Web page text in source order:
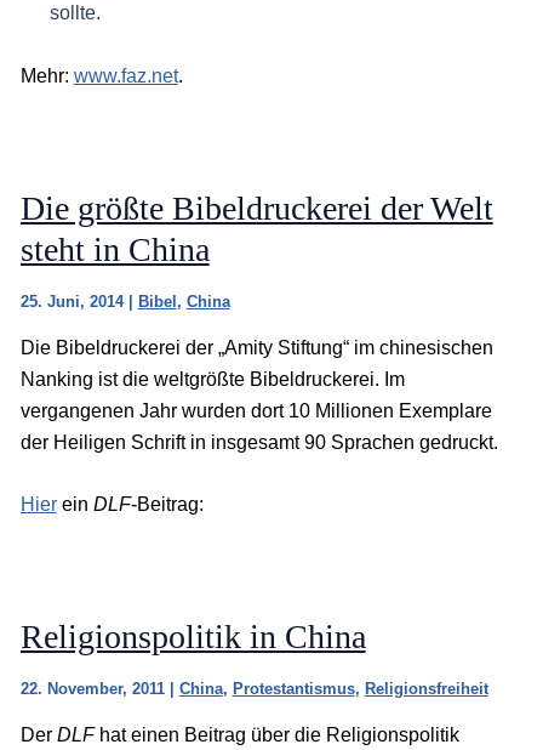
sollte.
Mehr: www.faz.net.
Die größte Bibeldruckerei der Welt
steht in China
25. Juni, 2014 | Bibel, China
Die Bibeldruckerei der „Amity Stiftung“ im chinesischen
Nanking ist die weltgrößte Bibeldruckerei. Im
vergangenen Jahr wurden dort 10 Millionen Exemplare
der Heiligen Schrift in insgesamt 90 Sprachen gedruckt.
Hierein DLF-Beitrag:
Religionspolitik in China
22. November, 2011 China, Protestantismus, Religionsfreiheit
DerDLFhat einen Beitrag über die Religionspolitik